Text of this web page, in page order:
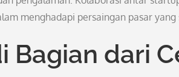
menghadapi persaingan pasar
Bagian dari